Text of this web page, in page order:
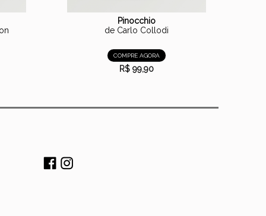
Pinocchio
de Carlo Collodi
COMPRE AGORA
R$ 99,90